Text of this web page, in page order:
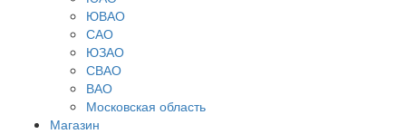
ЮВАО
САО
ЮЗАО
СВАО
ВАО
Московская область
Магазин